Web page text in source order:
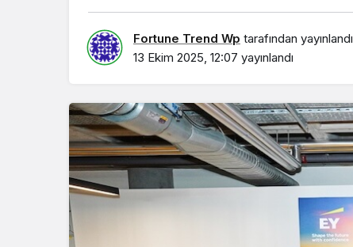
Fortune Trend Wp tarafından yayınlandı
13 Ekim 2025, 12:07 yayınlandı